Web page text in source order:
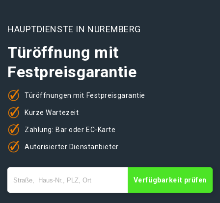
HAUPTDIENSTE IN NUREMBERG
Türöffnung mit
Festpreisgarantie
Türöffnungen mit Festpreisgarantie
Kurze Wartezeit
Zahlung: Bar oder EC-Karte
Autorisierter Dienstanbieter
Verfügbarkeit prüfen